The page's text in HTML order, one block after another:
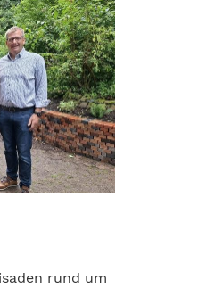
rund um